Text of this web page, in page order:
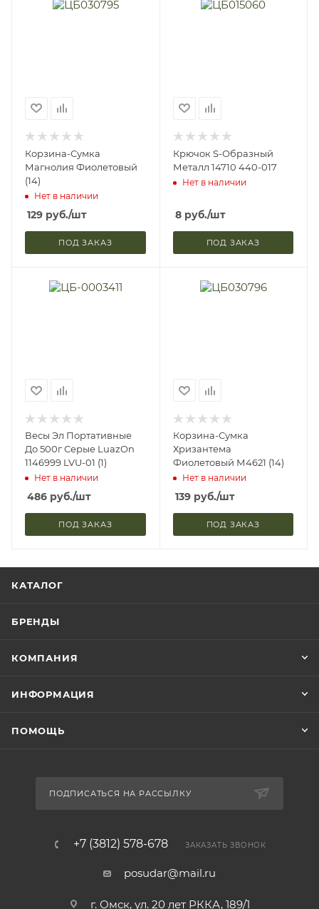
Корзина-Сумка
Магнолия Фиолетовый
(14)
Нет в наличии
129 руб./шт
ПОД ЗАКАЗ
Крючок S-Образный
Металл 14710 440-017
Нет в наличии
8руб./шт
ПОД ЗАКАЗ
Весы Эл Портативные
До 500г Серые LuazOn
1146999 LVU-01 (1)
Нет в наличии
486 руб./шт
ПОД ЗАКАЗ
Корзина-Сумка
Хризантема
Фиолетовый М4621 (14)
Нет в наличии
139руб./шт
ПОД ЗАКАЗ
КАТАЛОГ
БРЕНДЫ
КОМПАНИЯ
ИНФОРМАЦИЯ
ПОМОЩЬ
ПОДПИСАТЬСЯ НА РАССЫЛКУ
+7 (3812) 578-678 ЗАКАЗАТЬ ЗВОНОК
posudar@mail.ru
г. Омск, ул. 20 лет РККА, 189/1